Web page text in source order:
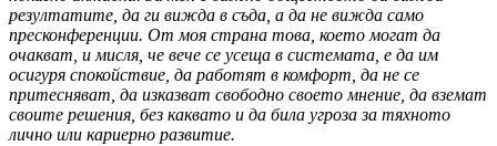
резултатите, да ги вижда в съда, а да не вижда само
пресконференции. От моя страна това, което могат да
очакват, и мисля, че вече се усеща в системата, е да им
осигуря спокойствие, да работят в комфорт, да не се
притесняват, да изказват свободно своето мнение, да вземат
своите решения, без каквато и да била угроза за тяхното
лично или кариерно развитие.